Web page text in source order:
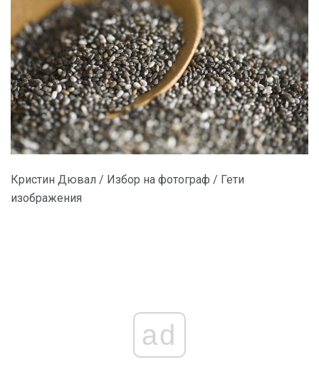
Кристин Дювал / Избор на фотограф / Гети
изображения
ad